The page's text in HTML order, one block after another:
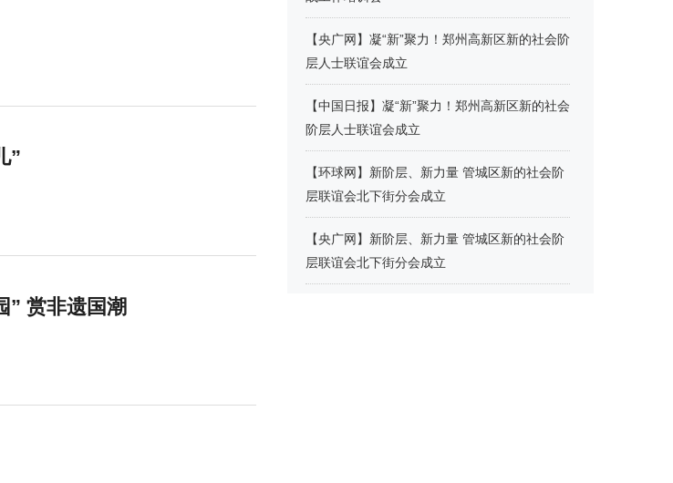
”
” 赏非遗国潮
【央广网】凝“新”聚力！郑州高新区新的社会阶
层人士联谊会成立
【中国日报】凝“新”聚力！郑州高新区新的社会
阶层人士联谊会成立
【环球网】新阶层、新力量 管城区新的社会阶
层联谊会北下街分会成立
【央广网】新阶层、新力量 管城区新的社会阶
层联谊会北下街分会成立